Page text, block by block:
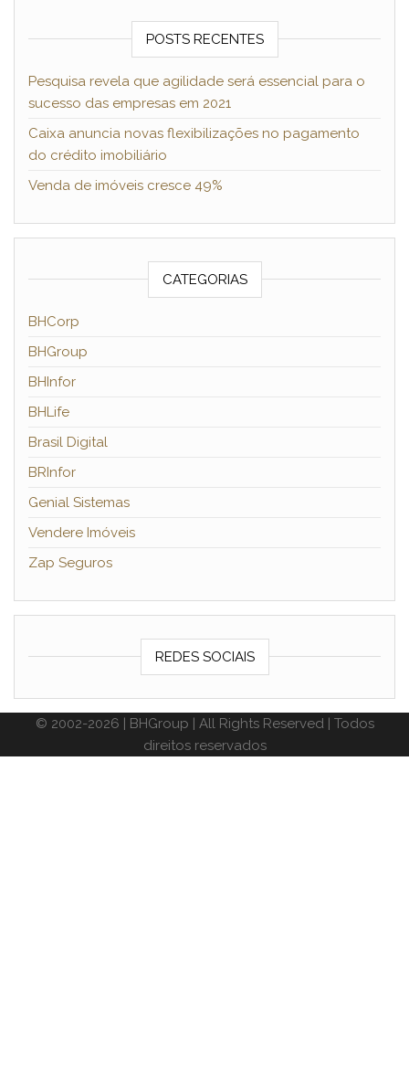
POSTS RECENTES
Pesquisa revela que agilidade será essencial para o
sucesso das empresas em 2021
Caixa anuncia novas flexibilizações no pagamento
do crédito imobiliário
Venda de imóveis cresce 49%
CATEGORIAS
BHCorp
BHGroup
BHInfor
BHLife
Brasil Digital
BRInfor
Genial Sistemas
Vendere Imóveis
Zap Seguros
REDES SOCIAIS
© 2002-2026 | BHGroup | All Rights Reserved | Todos
direitos reservados